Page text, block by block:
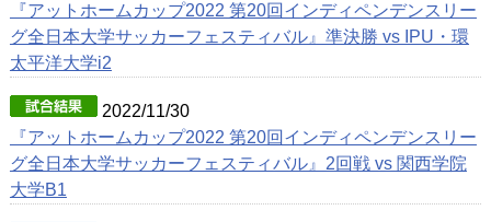
『アットホームカップ2022 第20回インディペンデンスリー
グ全日本大学サッカーフェスティバル』準決勝 vs IPU・環
太平洋大学i2
2022/11/30
『アットホームカップ2022 第20回インディペンデンスリー
グ全日本大学サッカーフェスティバル』2回戦 vs 関西学院
大学B1